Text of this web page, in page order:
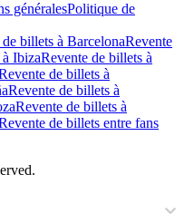
généralesPolitique de
billets à BarcelonaRevente
IbizaRevente de billets à
de billets à
Revente de billets à
Revente de billets à
de billets entre fans